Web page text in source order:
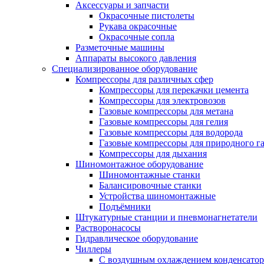
Аксессуары и запчасти
Окрасочные пистолеты
Рукава окрасочные
Окрасочные сопла
Разметочные машины
Аппараты высокого давления
Специализированное оборудование
Компрессоры для различных сфер
Компрессоры для перекачки цемента
Компрессоры для электровозов
Газовые компрессоры для метана
Газовые компрессоры для гелия
Газовые компрессоры для водорода
Газовые компрессоры для природного
Компрессоры для дыхания
Шиномонтажное оборудование
Шиномонтажные станки
Балансировочные станки
Устройства шиномонтажные
Подъёмники
Штукатурные станции и пневмонагнетатели
Растворонасосы
Гидравлическое оборудование
Чиллеры
С воздушным охлаждением